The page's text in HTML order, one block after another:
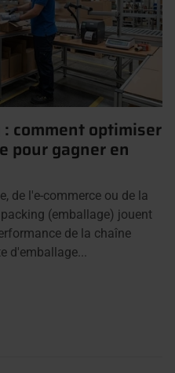
comment optimiser
pour gagner en
de l'e-commerce ou de la
(emballage) jouent
de la chaîne
d'emballage...